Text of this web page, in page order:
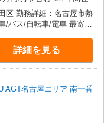
区 勤務詳細：名古屋市熱
/バス/自転車/電車 最寄り
詳細を見る
AGT名古屋エリア 南一番